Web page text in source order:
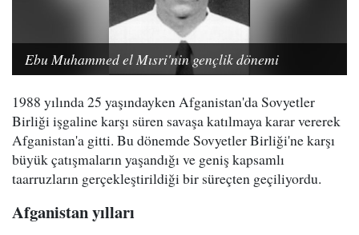
Ebu Muhammed el Mısri'nin gençlik dönemi
1988 yılında 25 yaşındayken Afganistan'da Sovyetler
Birliği işgaline karşı süren savaşa katılmaya karar vererek
Afganistan'a gitti. Bu dönemde Sovyetler Birliği'ne karşı
büyük çatışmaların yaşandığı ve geniş kapsamlı
taarruzların gerçekleştirildiği bir süreçten geçiliyordu.
Afganistan yılları